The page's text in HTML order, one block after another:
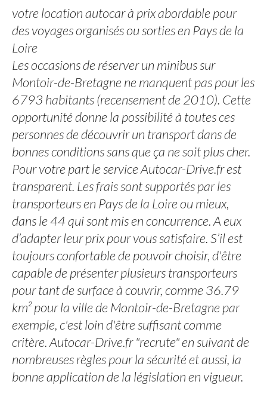
votre location autocar à prix abordable pour
des voyages organisés ou sorties en Pays de la
Loire
Les occasions de réserver un minibus sur
Montoir-de-Bretagne ne manquent pas pour les
6793 habitants (recensement de 2010). Cette
opportunité donne la possibilité à toutes ces
personnes de découvrir un transport dans de
bonnes conditions sans que ça ne soit plus cher.
Pour votre part le service Autocar-Drive.fr est
transparent. Les frais sont supportés par les
transporteurs en Pays de la Loire ou mieux,
dans le 44 qui sont mis en concurrence. A eux
d’adapter leur prix pour vous satisfaire. S’il est
toujours confortable de pouvoir choisir, d'être
capable de présenter plusieurs transporteurs
pour tant de surface à couvrir, comme 36.79
km² pour la ville de Montoir-de-Bretagne par
exemple, c'est loin d'être suffisant comme
critère. Autocar-Drive.fr "recrute" en suivant de
nombreuses règles pour la sécurité et aussi, la
bonne application de la législation en vigueur.